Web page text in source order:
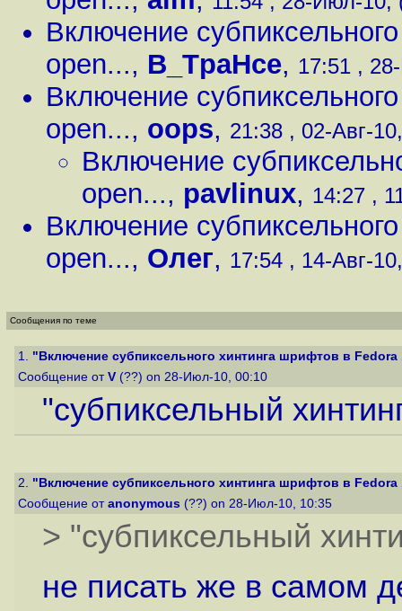
Включение
open..., B_TpaHce, 17:51 ,
Включение
open..., oops, 21:38 , 02-Авг-
Включение
open..., pavlinux, 14:27 ,
Включение
open..., Олег, 17:54 , 14-Авг-
Сообщения по теме
1. "Включение субпиксельного хинтинга шрифтов в Fedora
Сообщение от V (??) on 28-Июл-10, 00:10
"субпиксельный
2. "Включение субпиксельного хинтинга шрифтов в Fedora
Сообщение от anonymous (??) on 28-Июл-10, 10:35
> "субпиксельный
не писать же в самом